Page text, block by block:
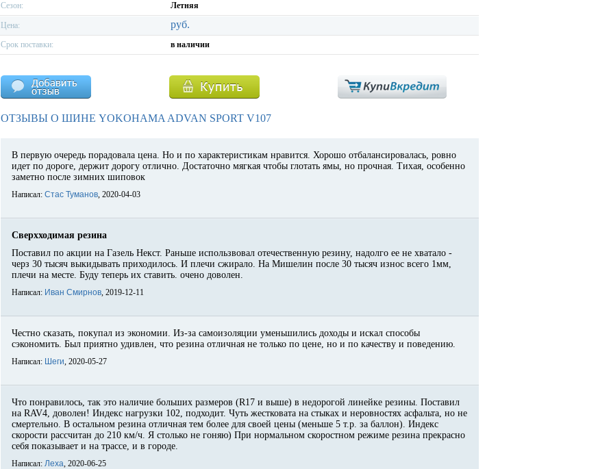
Сезон:
Летняя
Цена: руб.
Срок поставки: в наличии
ОТЗЫВЫ О ШИНЕ YOKOHAMA ADVAN SPORT V107
В первую очередь порадовала цена. Но и по характеристикам нравится. Хорошо отбалансировалась, ровно
идет по дороге, держит дорогу отлично. Достаточно мягкая чтобы глотать ямы, но прочная. Тихая, особенно
заметно после зимних шиповок
Написал: Стас Туманов, 2020-04-03
Сверхходимая резина
Поставил по акции на Газель Некст. Раньше использвовал отечественную резину, надолго ее не хватало -
черз 30 тысяч выкидывать приходилось. И плечи сжирало. На Мишелин после 30 тысяч износ всего 1мм,
плечи на месте. Буду теперь их ставить. очено доволен.
Написал: Иван Смирнов, 2019-12-11
Честно сказать, покупал из экономии. Из-за самоизоляции уменьшились доходы и искал способы
сэкономить. Был приятно удивлен, что резина отличная не только по цене, но и по качеству и поведению.
Написал: Шеги, 2020-05-27
Что понравилось, так это наличие больших размеров (R17 и выше) в недорогой линейке резины. Поставил
на RAV4, доволен! Индекс нагрузки 102, подходит. Чуть жестковата на стыках и неровностях асфальта, но не
смертельно. В остальном резина отличная тем более для своей цены (меньше 5 т.р. за баллон). Индекс
скорости рассчитан до 210 км/ч. Я столько не гоняю) При нормальном скоростном режиме резина прекрасно
себя показывает и на трассе, и в городе.
Написал: Леха, 2020-06-25